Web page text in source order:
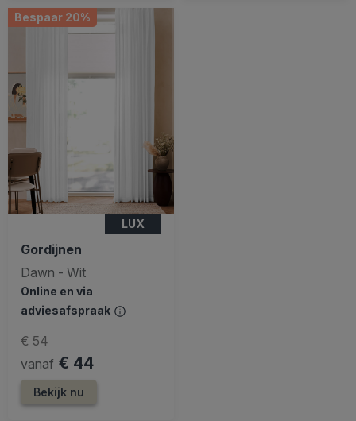
Bespaar 20%
LUX
Gordijnen
Dawn - Wit
Online en via
adviesafspraak
vanaf € 44
€ 54
Bekijk nu